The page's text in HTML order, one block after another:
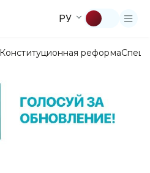
РУ
Конституционная реформа